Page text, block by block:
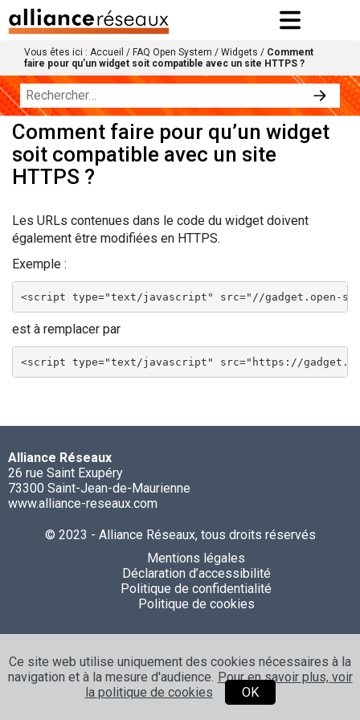
Vous êtes ici : Accueil / FAQ Open System / Widgets / Comment
faire pour qu’un widget soit compatible avec un site HTTPS ?
Comment faire pour qu’un widget
soit compatible avec un site
HTTPS ?
Les URLs contenues dans le code du widget doivent
également être modifiées en HTTPS.
Exemple :
<script type="text/javascript" src="//gadget.open-
est à remplacer par
<script type="text/javascript" src="https://
Alliance Réseaux
26 rue Saint Exupéry
73300 Saint-Jean-de-Maurienne
www.alliance-reseaux.com
© 2023 - Alliance Réseaux, tous droits réservés
Mentions légales
Déclaration d’accessibilité
Politique de confidentialité
Politique de cookies
Ce site web utilise uniquement des cookies nécessaires à la
navigation et à la mesure d'audience. Pour en savoir plus, voir
la politique de cookies
OK